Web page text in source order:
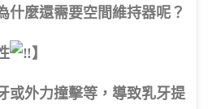
什麼還需要空間維持器呢？
】
或外力撞擊等，導致乳牙提